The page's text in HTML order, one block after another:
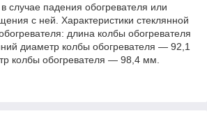
случае падения обогревателя или
с ней. Характеристики стеклянной
длина колбы обогревателя
диаметр колбы обогревателя — 92,1
колбы обогревателя — 98,4 мм.